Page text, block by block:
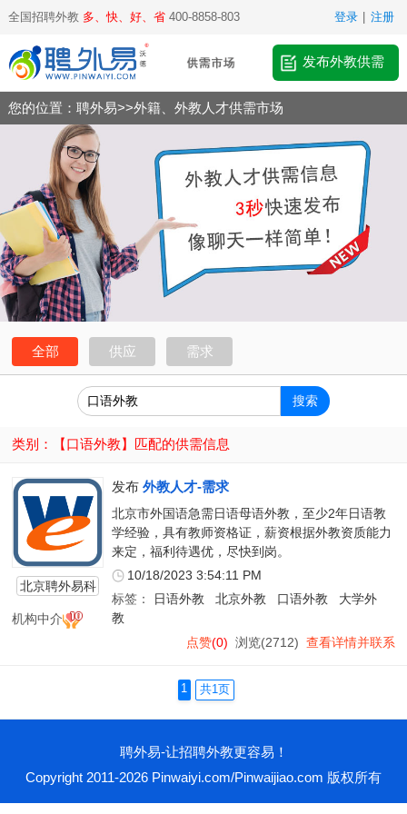
全国招聘外教 多、快、好、省400-8858-803 登录 注册
发布外教供需
您的位置： 聘外易>>外籍、外教人才供需市场
全部 供应 需求
搜索
类别：【口语外教】匹配的供需信息
北京聘外易科
机构中介
发布 外教人才-需求
北京市外国语急需日语母语外教，至少2年日语教
学经验，具有教师资格证，薪资根据外教资质能力
来定，福利待遇优，尽快到岗。
10/18/2023 3:54:11 PM
标签：
日语外教 北京外教 口语外教
大学外
教
点赞(0) 浏览(2712) 查看详情并联系
1 共1页
聘外易-让招聘外教更容易！
Copyright 2011-2026 Pinwaiyi.com/Pinwaijiao.com 版权所有